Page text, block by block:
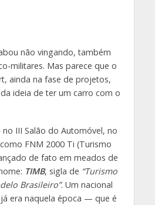
não vingando, também
militares. Mas parece que o
ainda na fase de projetos,
ideia de ter um carro com o
III Salão do Automóvel, no
FNM 2000 Ti (Turismo
de fato em meados de
TIMB, sigla de “Turismo
Brasileiro”. Um nacional
era naquela época — que é